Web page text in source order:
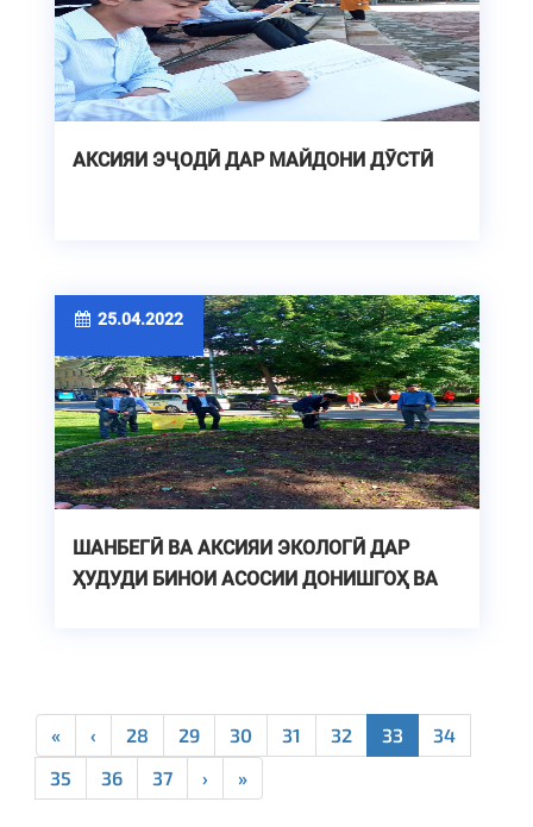
АКСИЯИ ЭҶОДӢ ДАР МАЙДОНИ ДӮСТӢ
25.04.2022
ШАНБЕГӢ ВА АКСИЯИ ЭКОЛОГӢ ДАР
ҲУДУДИ БИНОИ АСОСИИ ДОНИШГОҲ ВА
« ‹ 28 29 30 31 32 33
34
35
36 37 › »